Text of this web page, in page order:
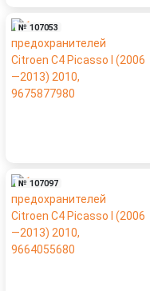
№ 107053
№ 107097